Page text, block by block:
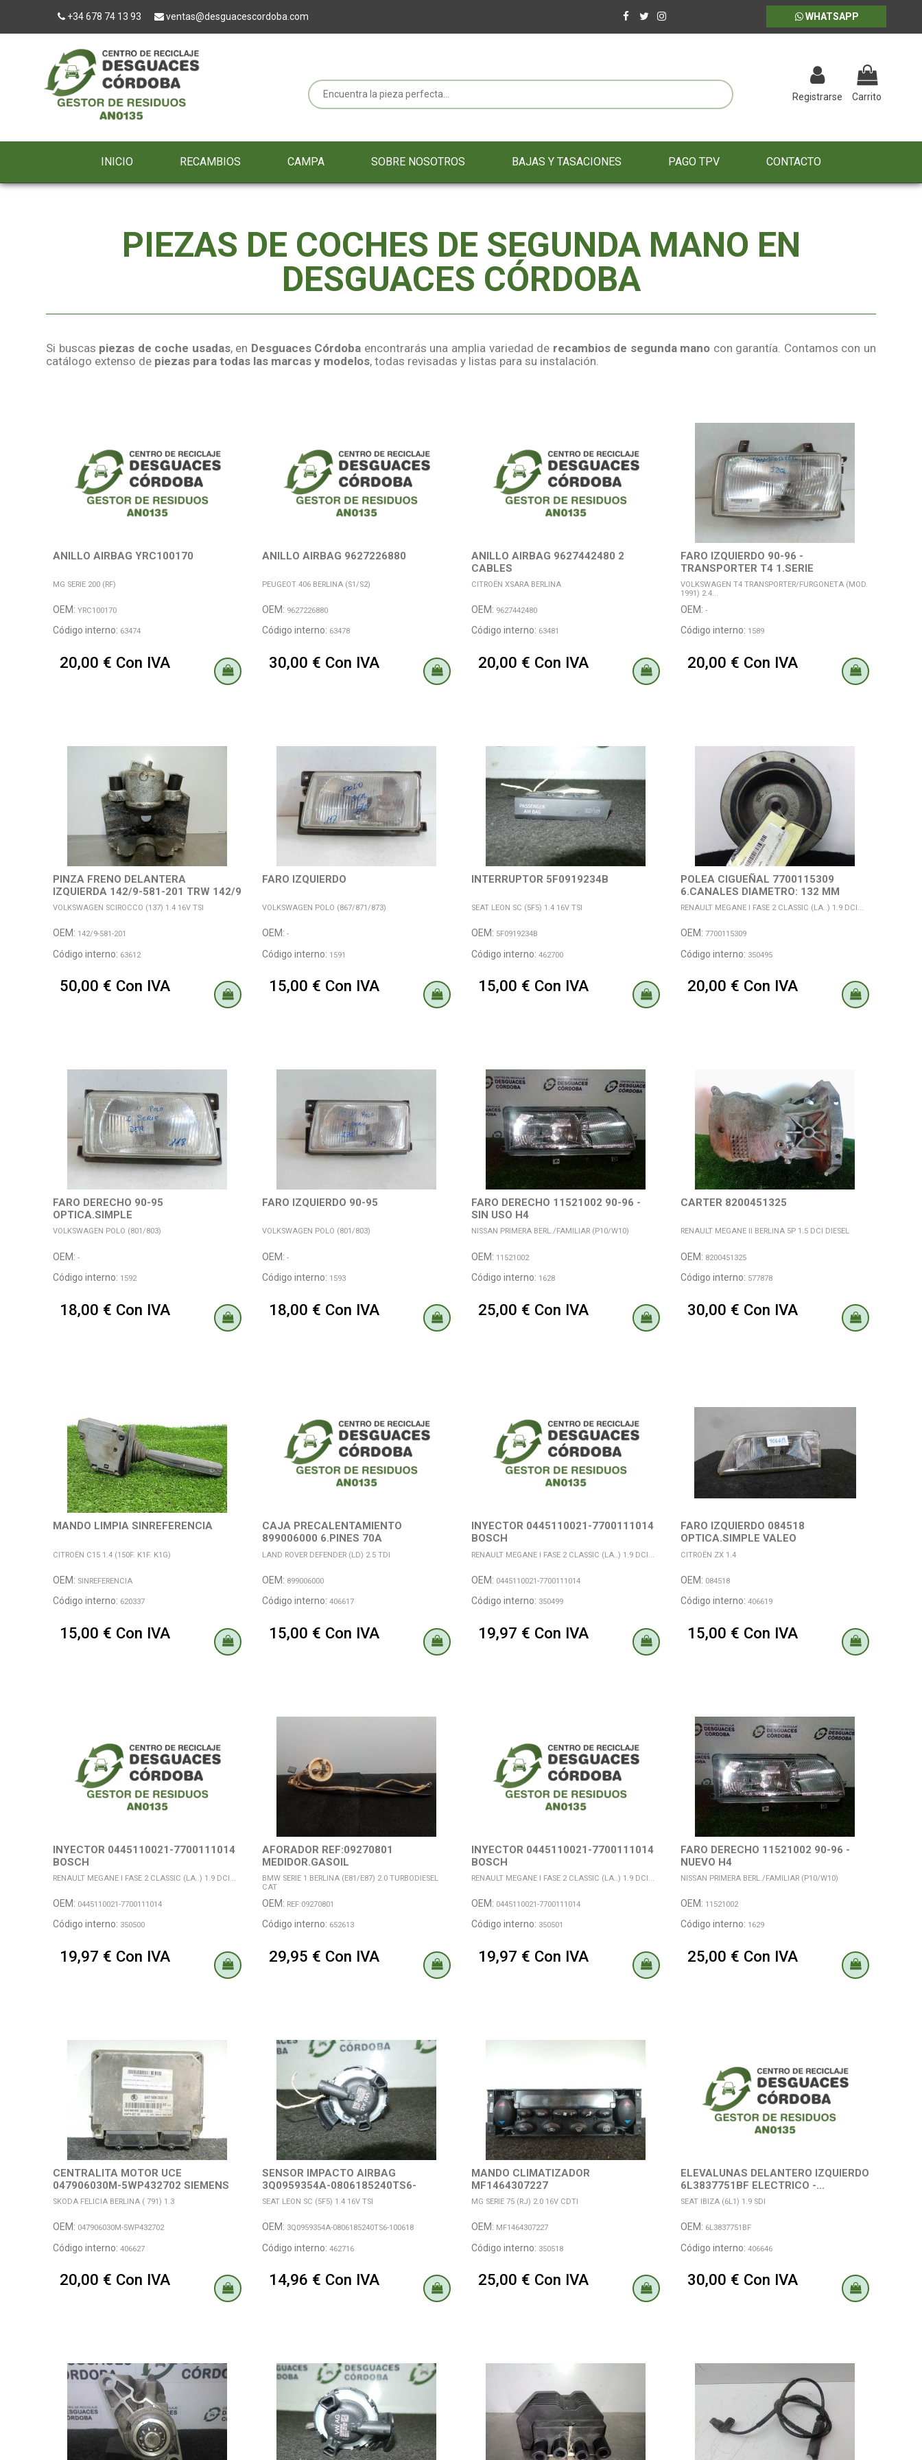
+34 678 74 13 93 ventas@desguacescordoba.com WHATSAPP
Registrarse Carrito
INICIO RECAMBIOS CAMPA SOBRE NOSOTROS BAJAS Y TASACIONES PAGO TPV CONTACTO
PIEZAS DE COCHES DE SEGUNDA MANO EN
DESGUACES CÓRDOBA
Si buscas piezas de coche usadas, en Desguaces Córdoba encontrarás una amplia variedad de recambios de segunda mano con garantía. Contamos con un
catálogo extenso de piezas para todas las marcas y modelos, todas revisadas y listas para su instalación.
ANILLO AIRBAG YRC100170
MG SERIE 200 (RF)
OEM: YRC100170
Código interno: 63474
20,00 € Con IVA
ANILLO AIRBAG 9627226880
PEUGEOT 406 BERLINA (S1/S2)
OEM: 9627226880
Código interno: 63478
30,00 € Con IVA
ANILLO AIRBAG 9627442480 2
CABLES
CITROËN XSARA BERLINA
OEM: 9627442480
Código interno: 63481
20,00 € Con IVA
FARO IZQUIERDO 90-96 -
TRANSPORTER T4 1.SERIE
VOLKSWAGEN T4 TRANSPORTER/FURGONETA (MOD.
1991) 2.4...
OEM: -
Código interno: 1589
20,00 € Con IVA
PINZA FRENO DELANTERA
IZQUIERDA 142/9-581-201 TRW 142/9
-...
VOLKSWAGEN SCIROCCO (137) 1.4 16V TSI
OEM: 142/9-581-201
Código interno: 63612
50,00 € Con IVA
FARO IZQUIERDO
VOLKSWAGEN POLO (867/871/873)
OEM: -
Código interno: 1591
15,00 € Con IVA
INTERRUPTOR 5F0919234B
SEAT LEON SC (5F5) 1.4 16V TSI
OEM: 5F0919234B
Código interno: 462700
15,00 € Con IVA
POLEA CIGUEÑAL 7700115309
6.CANALES DIAMETRO: 132 MM
RENAULT MEGANE I FASE 2 CLASSIC (LA..) 1.9 DCI...
OEM: 7700115309
Código interno: 350495
20,00 € Con IVA
FARO DERECHO 90-95
OPTICA.SIMPLE
VOLKSWAGEN POLO (801/803)
OEM: -
Código interno: 1592
18,00 € Con IVA
FARO IZQUIERDO 90-95
VOLKSWAGEN POLO (801/803)
OEM: -
Código interno: 1593
18,00 € Con IVA
FARO DERECHO 11521002 90-96 -
SIN USO H4
NISSAN PRIMERA BERL./FAMILIAR (P10/W10)
OEM: 11521002
Código interno: 1628
25,00 € Con IVA
CARTER 8200451325
RENAULT MEGANE II BERLINA 5P 1.5 DCI DIESEL
OEM: 8200451325
Código interno: 577878
30,00 € Con IVA
MANDO LIMPIA SINREFERENCIA
CITROËN C15 1.4 (150F. K1F. K1G)
OEM: SINREFERENCIA
Código interno: 620337
15,00 € Con IVA
CAJA PRECALENTAMIENTO
899006000 6.PINES 70A
LAND ROVER DEFENDER (LD) 2.5 TDI
OEM: 899006000
Código interno: 406617
15,00 € Con IVA
INYECTOR 0445110021-7700111014
BOSCH
RENAULT MEGANE I FASE 2 CLASSIC (LA..) 1.9 DCI...
OEM: 0445110021-7700111014
Código interno: 350499
19,97 € Con IVA
FARO IZQUIERDO 084518
OPTICA.SIMPLE VALEO
CITROËN ZX 1.4
OEM: 084518
Código interno: 406619
15,00 € Con IVA
INYECTOR 0445110021-7700111014
BOSCH
RENAULT MEGANE I FASE 2 CLASSIC (LA..) 1.9 DCI...
OEM: 0445110021-7700111014
Código interno: 350500
19,97 € Con IVA
AFORADOR REF:09270801
MEDIDOR.GASOIL
BMW SERIE 1 BERLINA (E81/E87) 2.0 TURBODIESEL
CAT
OEM: REF:09270801
Código interno: 652613
29,95 € Con IVA
INYECTOR 0445110021-7700111014
BOSCH
RENAULT MEGANE I FASE 2 CLASSIC (LA..) 1.9 DCI...
OEM: 0445110021-7700111014
Código interno: 350501
19,97 € Con IVA
FARO DERECHO 11521002 90-96 -
NUEVO H4
NISSAN PRIMERA BERL./FAMILIAR (P10/W10)
OEM: 11521002
Código interno: 1629
25,00 € Con IVA
CENTRALITA MOTOR UCE
047906030M-5WP432702 SIEMENS
SKODA FELICIA BERLINA ( 791) 1.3
OEM: 047906030M-5WP432702
Código interno: 406627
20,00 € Con IVA
SENSOR IMPACTO AIRBAG
3Q0959354A-0806185240TS6-
100618
SEAT LEON SC (5F5) 1.4 16V TSI
OEM: 3Q0959354A-0806185240TS6-100618
Código interno: 462716
14,96 € Con IVA
MANDO CLIMATIZADOR
MF1464307227
MG SERIE 75 (RJ) 2.0 16V CDTI
OEM: MF1464307227
Código interno: 350518
25,00 € Con IVA
ELEVALUNAS DELANTERO IZQUIERDO
6L3837751BF ELECTRICO -...
SEAT IBIZA (6L1) 1.9 SDI
OEM: 6L3837751BF
Código interno: 406646
30,00 € Con IVA